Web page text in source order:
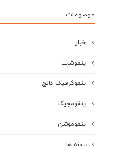
موضوعات
اخبار
اینفوشات
اینفوگرافیک کالج
اینفومجیک
اینفوموشن